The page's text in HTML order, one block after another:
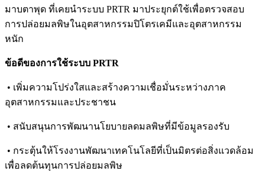
มาบตาพุด ที่เคยนำระบบ PRTR มาประยุกต์ใช้เพื่อตรวจสอบ
การปล่อยมลพิษในอุตสาหกรรมปิโตรเคมีและอุตสาหกรรม
หนัก
ข้อดีของการใช้ระบบ PRTR
• เพิ่มความโปร่งใสและสร้างความเชื่อมั่นระหว่างภาค
อุตสาหกรรมและประชาชน
• สนับสนุนการพัฒนานโยบายลดมลพิษที่มีข้อมูลรองรับ
• กระตุ้นให้โรงงานพัฒนาเทคโนโลยีที่เป็นมิตรต่อสิ่งแวดล้อม
เพื่อลดต้นทุนการปล่อยมลพิษ